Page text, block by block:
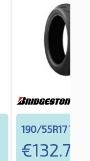
190/55R17 75W
€132.72